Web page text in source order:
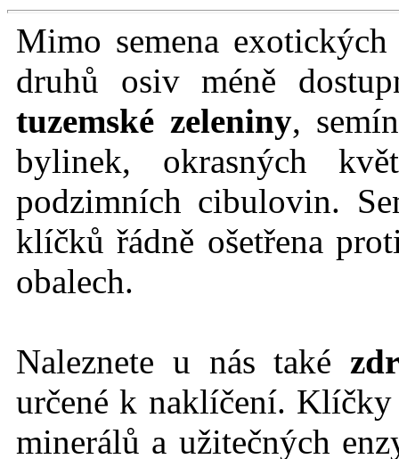
Mimo semena
druhů osiv méně
tuzemské zeleniny,
bylinek, okrasných
podzimních cibulovin.
klíčků řádně ošetřena
obalech.
Naleznete u nás také
určené k naklíčení.
minerálů a užitečných